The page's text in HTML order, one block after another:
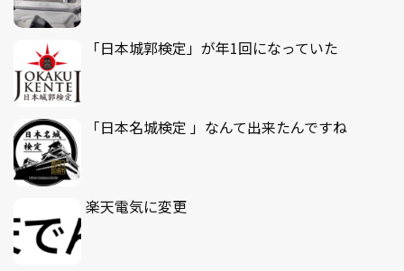
「日本城郭検定」が年1回になっていた
「日本名城検定 」なんて出来たんですね
楽天電気に変更